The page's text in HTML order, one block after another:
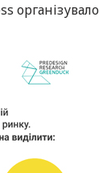
організувало